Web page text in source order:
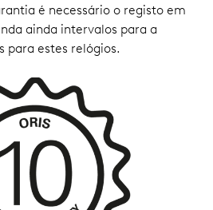
é necessário o registo em
ainda intervalos para a
para estes relógios.